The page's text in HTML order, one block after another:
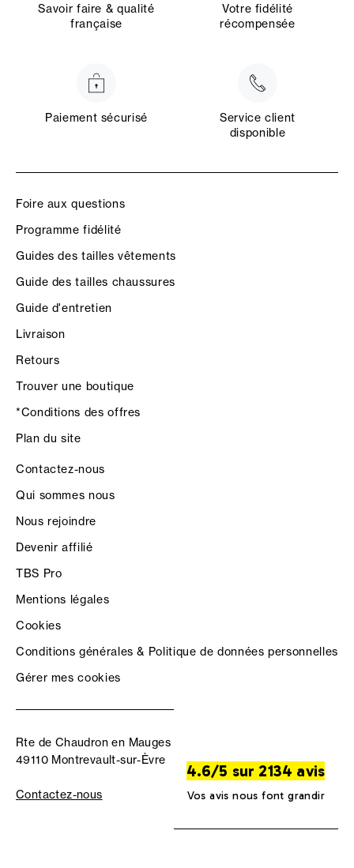
Savoir faire & qualité
française
Votre fidélité
récompensée
Paiement sécurisé
Service client
disponible
Foire aux questions
Programme fidélité
Guides des tailles vêtements
Guide des tailles chaussures
Guide d'entretien
Livraison
Retours
Trouver une boutique
*Conditions des offres
Plan du site
Contactez-nous
Qui sommes nous
Nous rejoindre
Devenir affilié
TBS Pro
Mentions légales
Cookies
Conditions générales & Politique de données personnelles
Gérer mes cookies
Rte de Chaudron en Mauges
49110 Montrevault-sur-Èvre
Contactez-nous
4.6/5 sur 2134 avis
Vos avis nous font grandir